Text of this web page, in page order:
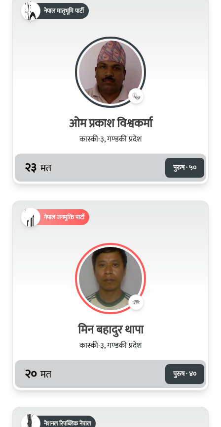
नेपाल मातृभूमि पार्टी
ओम प्रकाश विश्वकर्मा
कास्की-३, गण्डकी प्रदेश
२३ मत पुरुष · ५०
नेपाल जनमुक्ति पार्टी
मिन बहादुर थापा
कास्की-३, गण्डकी प्रदेश
२० मत पुरुष · ४०
नेशनल रिपब्लिक नेपाल